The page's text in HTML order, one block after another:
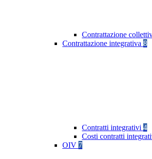
Contrattazione
Contrattazione integrativa 8
Contratti integrativi 4
Costi contratti
OIV 7